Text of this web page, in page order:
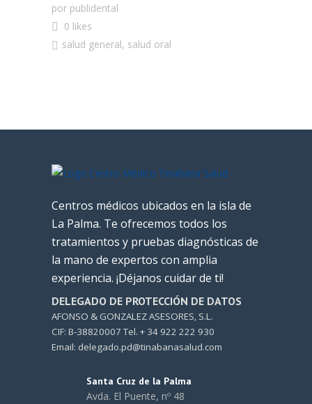
por publidental
0 likes
salud general, salud oral
Centros médicos ubicados en la isla de
La Palma. Te ofrecemos todos los
tratamientos y pruebas diagnósticas de
la mano de expertos con amplia
experiencia. ¡Déjanos cuidar de ti!
DELEGADO DE PROTECCIÓN DE DATOS
AFONSO & GONZALEZ ASESORES, S.L.
CIF: B-38820007 Tel. + 34 922 222 930
Email: delegado.pd@tinabanasalud.com
Santa Cruz de la Palma
Avda. El Puente, nº 48